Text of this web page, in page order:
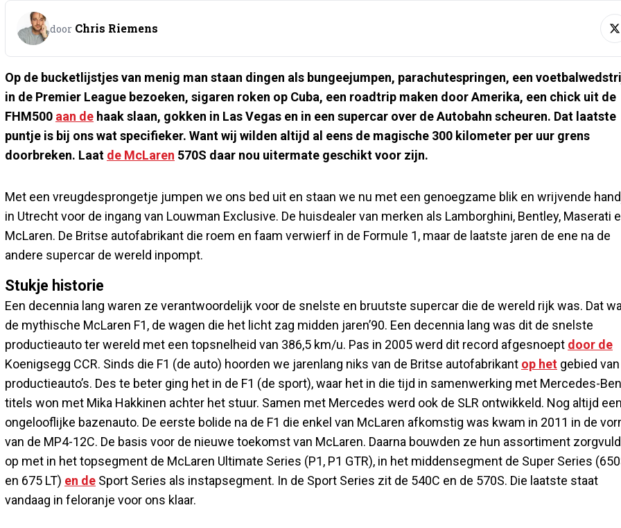
door Chris Riemens
Op de bucketlijstjes van menig man staan dingen als bungeejumpen, parachutespringen, een
in de Premier League bezoeken, sigaren roken op Cuba, een roadtrip maken door Amerika, een chick uit de
FHM500 aan de haak slaan, gokken in Las Vegas en in een supercar over de Autobahn scheuren. Dat laatste
puntje is bij ons wat specifieker. Want wij wilden altijd al eens de magische 300 kilometer per uur grens
doorbreken. Laat de McLaren 570S daar nou uitermate geschikt voor zijn.
Met een vreugdesprongetje jumpen we ons bed uit en staan we nu met een genoegzame blik en wrijvende
in Utrecht voor de ingang van Louwman Exclusive. De huisdealer van merken als Lamborghini, Bentley, Maserati
McLaren. De Britse autofabrikant die roem en faam verwierf in de Formule 1, maar de laatste jaren de ene na de
andere supercar de wereld inpompt.
Stukje historie
Een decennia lang waren ze verantwoordelijk voor de snelste en bruutste supercar die de wereld rijk was. Dat
de mythische McLaren F1, de wagen die het licht zag midden jaren’90. Een decennia lang was dit de snelste
productieauto ter wereld met een topsnelheid van 386,5 km/u. Pas in 2005 werd dit record afgesnoept door de
Koenigsegg CCR. Sinds die F1 (de auto) hoorden we jarenlang niks van de Britse autofabrikant op het gebied van
productieauto’s. Des te beter ging het in de F1 (de sport), waar het in die tijd in samenwerking met Mercedes-
titels won met Mika Hakkinen achter het stuur. Samen met Mercedes werd ook de SLR ontwikkeld. Nog altijd een
ongelooflijke bazenauto. De eerste bolide na de F1 die enkel van McLaren afkomstig was kwam in 2011 in de
van de MP4-12C. De basis voor de nieuwe toekomst van McLaren. Daarna bouwden ze hun assortiment
op met in het topsegment de McLaren Ultimate Series (P1, P1 GTR), in het middensegment de Super Series
en 675 LT) en de Sport Series als instapsegment. In de Sport Series zit de 540C en de 570S. Die laatste staat
vandaag in feloranje voor ons klaar.